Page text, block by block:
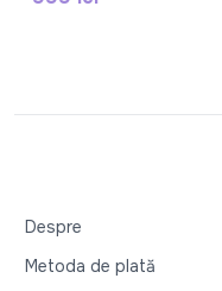
Despre
Metoda de plată